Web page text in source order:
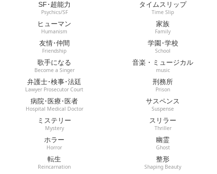
SF･超能力
Psychics/SF
タイムスリップ
Time Slip
ヒューマン
Humanism
家族
Family
友情･仲間
Friendship
学園･学校
School
歌手になる
Become a Singer
音楽・ミュージカル
music
弁護士･検事･法廷
Lawyer Prosecutor Court
刑務所
Prison
病院･医療･医者
Hospital Medical Doctor
サスペンス
Suspense
ミステリー
Mystery
スリラー
Thriller
ホラー
Horror
幽霊
Ghost
転生
Reincarnation
整形
Shaping Beauty